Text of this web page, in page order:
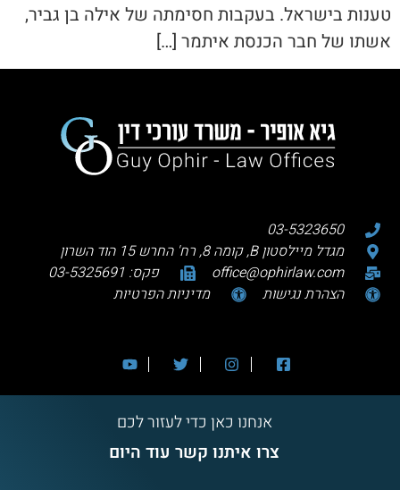
טענות בישראל. בעקבות חסימתה של אילה בן גביר,
אשתו של חבר הכנסת איתמר […]
03-5323650
מגדל מיילסטון B, קומה 8, רח' החרש 15 הוד השרון
office@ophirlaw.com
פקס: 03-5325691
הצהרת נגישות
מדיניות הפרטיות
אנחנו כאן כדי לעזור לכם
צרו איתנו קשר עוד היום